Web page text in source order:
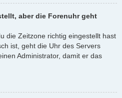
aber die Forenuhr geht
die Zeitzone richtig eingestellt hast
ist, geht die Uhr des Servers
Administrator, damit er das